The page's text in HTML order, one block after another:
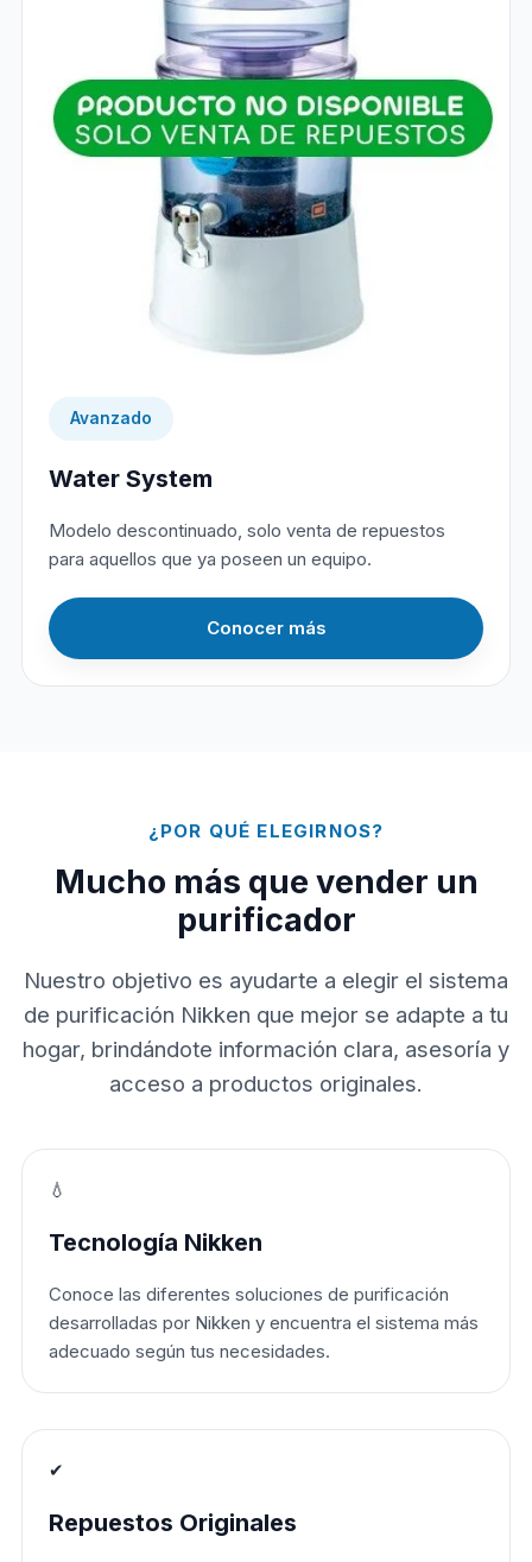
Avanzado
Water System
Modelo descontinuado, solo venta de repuestos
para aquellos que ya poseen un equipo.
Conocer más
¿POR QUÉ ELEGIRNOS?
Mucho más que vender un
purificador
Nuestro objetivo es ayudarte a elegir el sistema
de purificación Nikken que mejor se adapte a tu
hogar, brindándote información clara, asesoría y
acceso a productos originales.
💧
Tecnología Nikken
Conoce las diferentes soluciones de purificación
desarrolladas por Nikken y encuentra el sistema más
adecuado según tus necesidades.
✔
Repuestos Originales